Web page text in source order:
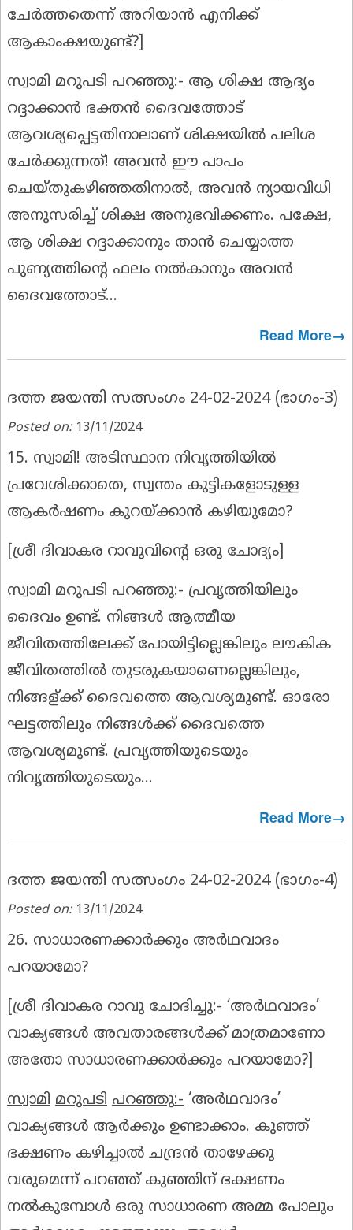
ചേർത്തതെന്ന് അറിയാൻ എനിക്ക്
ആകാംക്ഷയുണ്ട്?]
സ്വാമി മറുപടി പറഞ്ഞു:- ആ ശിക്ഷ ആദ്യം
റദ്ദാക്കാൻ ഭക്തൻ ദൈവത്തോട്
ആവശ്യപ്പെട്ടതിനാലാണ് ശിക്ഷയിൽ പലിശ
ചേർക്കുന്നത്! അവൻ ഈ പാപം
ചെയ്തുകഴിഞ്ഞതിനാൽ, അവൻ ന്യായവിധി
അനുസരിച്ച് ശിക്ഷ അനുഭവിക്കണം. പക്ഷേ,
ആ ശിക്ഷ റദ്ദാക്കാനും താൻ ചെയ്യാത്ത
പുണ്യത്തിൻ്റെ ഫലം നൽകാനും അവൻ
ദൈവത്തോട്...
Read More→
ദത്ത ജയന്തി സത്സംഗം 24-02-2024 (ഭാഗം-3)
Posted on: 13/11/2024
15. സ്വാമി! അടിസ്ഥാന നിവൃത്തിയിൽ
പ്രവേശിക്കാതെ, സ്വന്തം കുട്ടികളോടുള്ള
ആകർഷണം കുറയ്ക്കാൻ കഴിയുമോ?
[ശ്രീ ദിവാകര റാവുവിൻ്റെ ഒരു ചോദ്യം]
സ്വാമി മറുപടി പറഞ്ഞു:- പ്രവൃത്തിയിലും
ദൈവം ഉണ്ട്. നിങ്ങൾ ആത്മീയ
ജീവിതത്തിലേക്ക് പോയിട്ടില്ലെങ്കിലും ലൗകിക
ജീവിതത്തിൽ തുടരുകയാണെല്ലെങ്കിലും,
നിങ്ങള്ക്ക് ദൈവത്തെ ആവശ്യമുണ്ട്. ഓരോ
ഘട്ടത്തിലും നിങ്ങൾക്ക് ദൈവത്തെ
ആവശ്യമുണ്ട്. പ്രവൃത്തിയുടെയും
നിവൃത്തിയുടെയും...
Read More→
ദത്ത ജയന്തി സത്സംഗം 24-02-2024 (ഭാഗം-4)
Posted on: 13/11/2024
26. സാധാരണക്കാർക്കും അർഥവാദം
പറയാമോ?
ശ്രീ ദിവാകര റാവു ചോദിച്ചു:- ‘അർഥവാദം’
വാക്യങ്ങൾ അവതാരങ്ങൾക്ക് മാത്രമാണോ
അതോ സാധാരണക്കാർക്കും പറയാമോ?]
സ്വാമി മറുപടി പറഞ്ഞു:- ‘അർഥവാദം’
വാക്യങ്ങൾ ആർക്കും ഉണ്ടാക്കാം. കുഞ്ഞ്
ഭക്ഷണം കഴിച്ചാൽ ചന്ദ്രൻ താഴേക്കു
വരുമെന്ന് പറഞ്ഞ് കുഞ്ഞിന് ഭക്ഷണം
നൽകുമ്പോൾ ഒരു സാധാരണ അമ്മ പോലും